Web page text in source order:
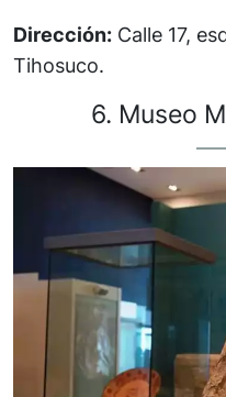
Dirección: Calle 17,
Tihosuco.
6. Museo